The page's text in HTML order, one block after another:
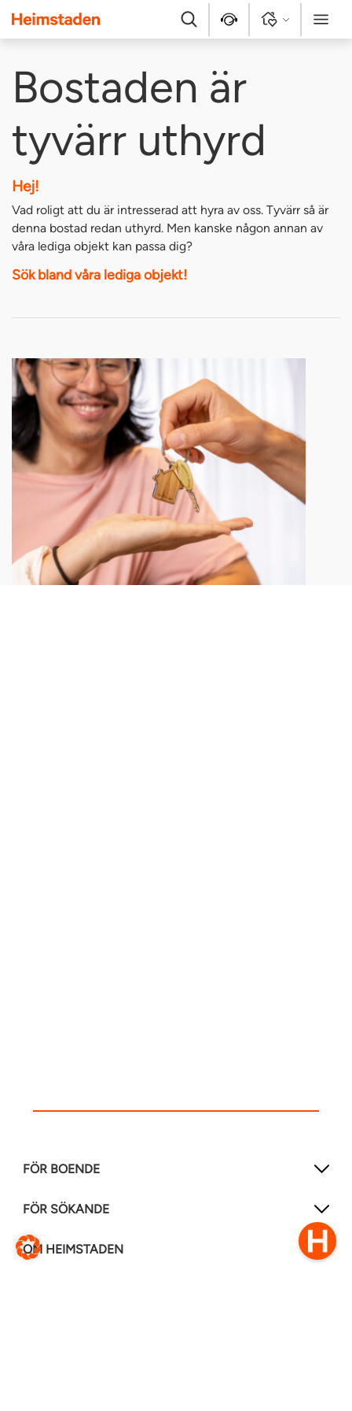
Heimstaden
Sök Kontakt Logga in Meny
Bostaden är
tyvärr uthyrd
Hej!
Vad roligt att du är intresserad att hyra av oss. Tyvärr så är
denna bostad redan uthyrd. Men kanske någon annan av
våra lediga objekt kan passa dig?
Sök bland våra lediga objekt!
FÖR BOENDE
FÖR SÖKANDE
OM HEIMSTADEN